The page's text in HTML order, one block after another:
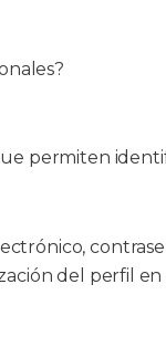
permiten
del perfil en